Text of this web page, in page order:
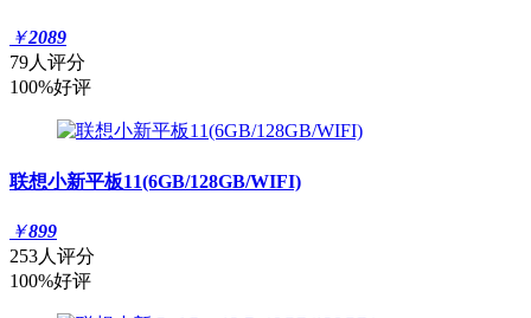
￥2089
79人评分
100%好评
联想小新平板11(6GB/128GB/WIFI)
￥899
253人评分
100%好评